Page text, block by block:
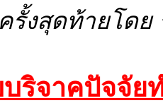
รั้งสุดท้ายโดย
ริจาคปัจจั